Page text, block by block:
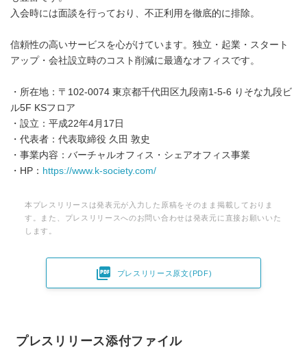
入会時には面談を行っており、不正利用を徹底的に排除。
信頼性の高いサービスを心がけています。独立・起業・スタート
アップ・会社設立時のコスト削減に最適なオフィスです。
・所在地：〒102-0074 東京都千代田区九段南1-5-6 りそな九段ビ
ル5F KSフロア
・設立：平成22年4月17日
・代表者：代表取締役 久田 敦史
・事業内容：バーチャルオフィス・シェアオフィス事業
・HP： https://www.k-society.com/
本プレスリリースは発表元が入力した原稿をそのまま掲載しておりま
す。また、プレスリリースへのお問い合わせは発表元に直接お願いいた
します。
 プレスリリース原文(PDF)
プレスリリース添付ファイル
English